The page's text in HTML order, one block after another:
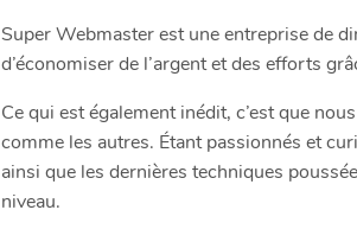
Super Webmaster est une entreprise de
d’économiser de l’argent et des efforts
Ce qui est également inédit, c’est que
comme les autres. Étant passionnés et
ainsi que les dernières techniques
niveau.